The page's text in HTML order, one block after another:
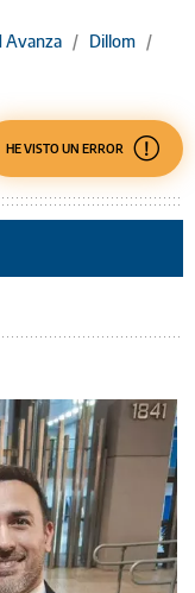
Avanza / Dillom /
HE VISTO UN ERROR